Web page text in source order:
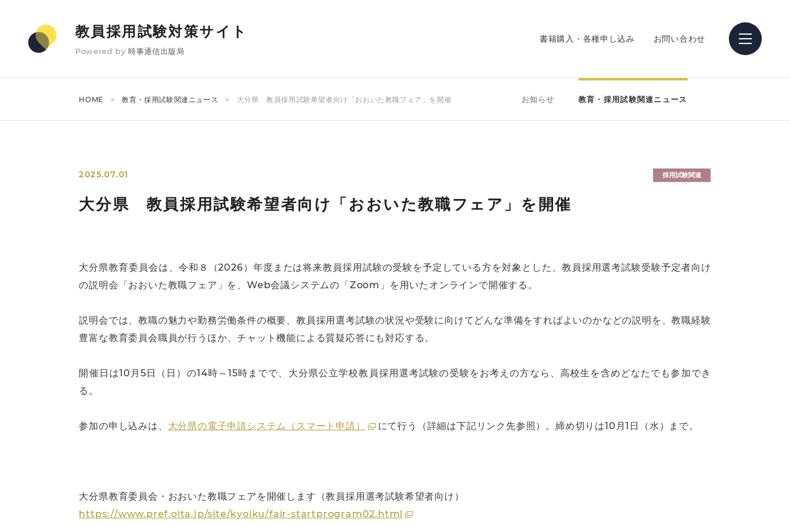
教員採用試験対策サイト
Powered by 時事通信出版局
書籍購入・各種申し込み お問い合わせ
HOME 教育・採用試験関連ニュース 大分県 教員採用試験希望者向け「おおいた教職フェア」を開催 お知らせ 教育・採用試験関連ニュース
2025.07.01 採用試験関連
大分県 教員採用試験希望者向け「おおいた教職フェア」を開催
大分県教育委員会は、令和８（2026）年度または将来教員採用試験の受験を予定している方を対象とした、教員採用選考試験受験予定者向け
の説明会「おおいた教職フェア」を、Web会議システムの「Zoom」を用いたオンラインで開催する。
説明会では、教職の魅力や勤務労働条件の概要、教員採用選考試験の状況や受験に向けてどんな準備をすればよいのかなどの説明を、教職経験
豊富な教育委員会職員が行うほか、チャット機能による質疑応答にも対応する。
開催日は10月5日（日）の14時～15時までで、大分県公立学校教員採用選考試験の受験をお考えの方なら、高校生を含めどなたでも参加でき
る。
参加の申し込みは、 大分県の電子申請システム（スマート申請） にて行う（詳細は下記リンク先参照）。締め切りは10月1日（水）まで。
大分県教育委員会・おおいた教職フェアを開催します（教員採用選考試験希望者向け）
https://www.pref.oita.jp/site/kyoiku/fair-startprogram02.html